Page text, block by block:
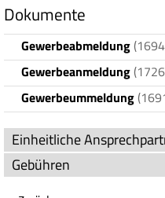
Dokumente
Gewerbeabmeldung
Gewerbeanmeldung
Gewerbeummeldung
Einheitliche
Gebühren